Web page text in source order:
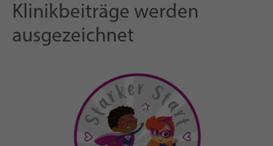
Klinikbeiträge werden
ausgezeichnet